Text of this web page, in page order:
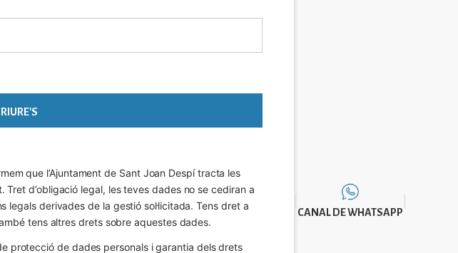
que l’Ajuntament de Sant Joan Despí tracta les
d’obligació legal, les teves dades no se cediran a
legals derivades de la gestió sol·licitada. Tens dret a
tens altres drets sobre aquestes dades.
protecció de dades personals i garantia dels drets
CANAL DE WHATSAPP